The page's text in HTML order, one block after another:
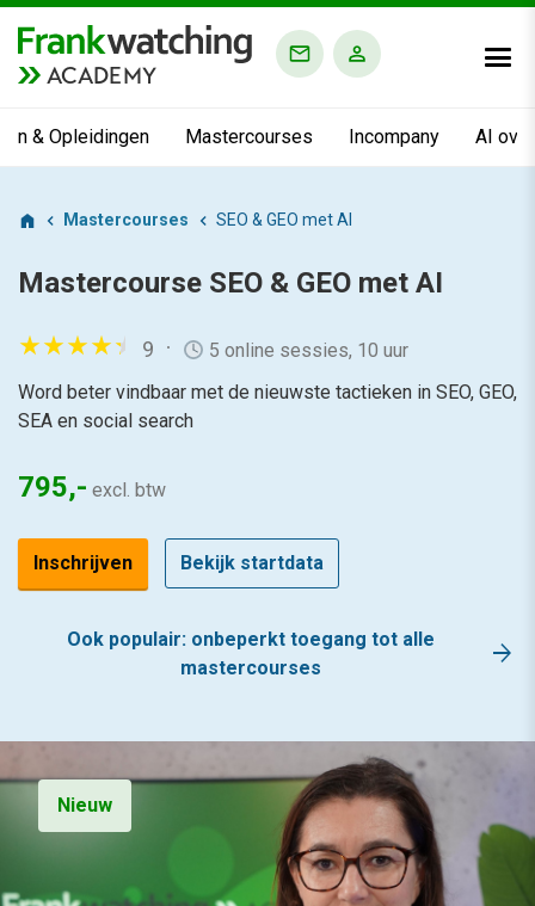
ACADEMY
& Opleidingen Mastercourses Incompany AI
Mastercourses SEO & GEO met AI
Mastercourse SEO & GEO met AI
9
5 online sessies, 10 uur
Word beter vindbaar met de nieuwste tactieken in SEO, GEO,
SEA en social search
795,- excl. btw
Inschrijven Bekijk startdata
Ook populair: onbeperkt toegang tot alle
mastercourses
arrow_forward
Nieuw